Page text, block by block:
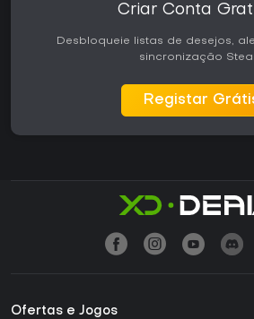
Criar Conta
Desbloqueie listas de desejos,
sincronização
Registar
Ofertas e Jogos